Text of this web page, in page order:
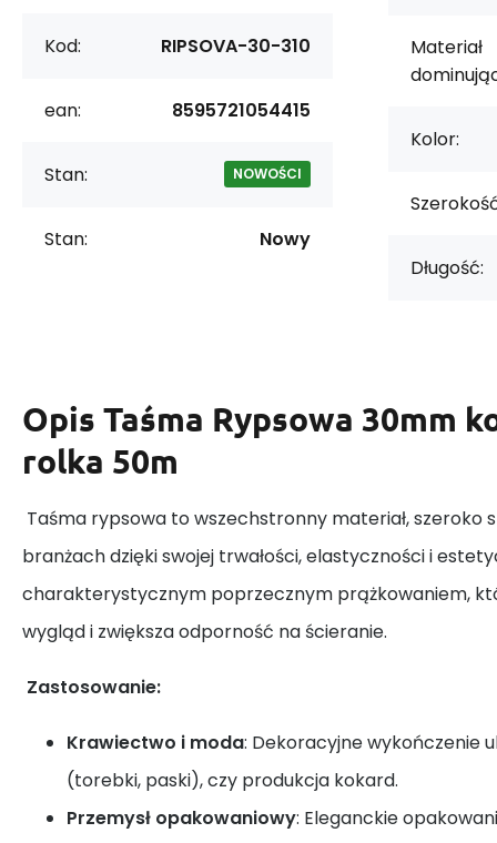
Kod: RIPSOVA-30-310
ean: 8595721054415
Stan: NOWOŚCI
Stan: Nowy
Materiał
Kolor:
Długość:
Opis Taśma Rypsowa 30mm
rolka 50m
Taśma rypsowa to wszechstronny materiał, szeroko
branżach dzięki swojej trwałości, elastyczności i
charakterystycznym poprzecznym prążkowaniem,
wygląd i zwiększa odporność na ścieranie.
Zastosowanie:
Krawiectwo i moda: Dekoracyjne wykończenie
(torebki, paski), czy produkcja kokard.
Przemysł opakowaniowy: Eleganckie